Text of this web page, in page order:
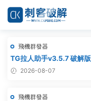
飛機群發器
TG拉人助手v3.5.7 破解版
2026-08-07
飛機群發器